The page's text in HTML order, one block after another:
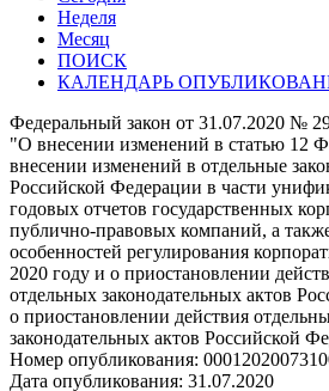
Неделя
Месяц
ПОИСК
КАЛЕНДАРЬ
Федеральный закон от 31.07.2020 №
"О внесении изменений в статью 12
внесении изменений в отдельные
Российской Федерации в части
годовых отчетов государственных
публично-правовых компаний, а
особенностей регулирования
2020 году и о приостановлении
отдельных законодательных актов
о приостановлении действия
законодательных актов Российской
Номер опубликования:
Дата опубликования: 31.07.2020